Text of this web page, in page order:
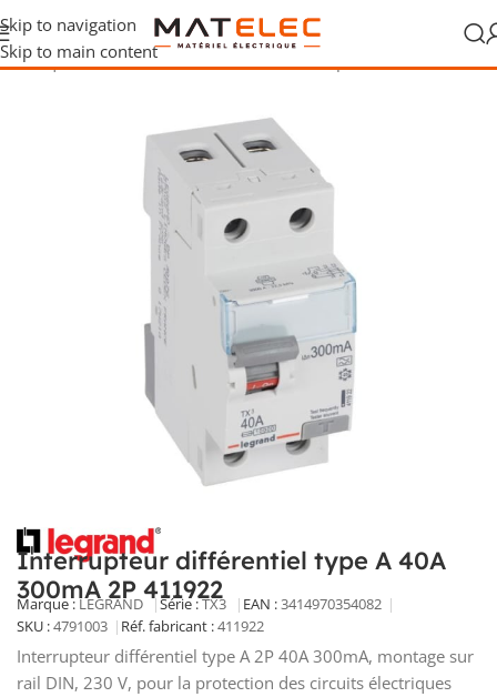
Skip to navigation
Skip to main content
/Protections différentielles/Interrupteurs différentiels
Interrupteur différentiel type A 40A
300mA 2P 411922
Marque :LEGRAND Série :TX3 EAN :3414970354082
SKU :4791003 Réf. fabricant :411922
Interrupteur différentiel type A 2P 40A 300mA, montage sur
rail DIN, 230 V, pour la protection des circuits électriques